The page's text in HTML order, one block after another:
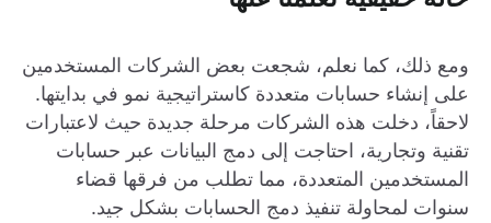
ومع ذلك، كما نعلم، شجعت بعض الشركات المستخدمين
على إنشاء حسابات متعددة كاستراتيجية نمو في بدايتها.
لاحقاً، دخلت هذه الشركات مرحلة جديدة حيث لاعتبارات
تقنية وتجارية، احتاجت إلى دمج البيانات عبر حسابات
المستخدمين المتعددة، مما تطلب من فرقها قضاء
سنوات لمحاولة تنفيذ دمج الحسابات بشكل جيد.